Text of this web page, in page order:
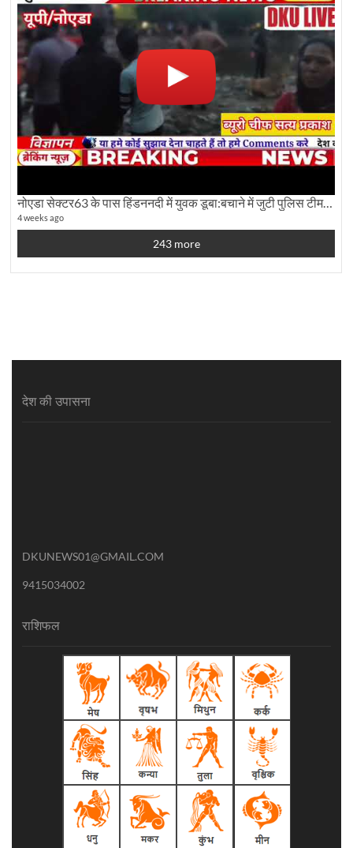
नोएडा सेक्टर63 के पास हिंडननदी में युवक डूबा:बचाने में जुटी पुलिस टीम: देखिए पूरी ग्राउंड रिपोर्टिंग
4 weeks ago
243 more
देश की उपासना
DKUNEWS01@GMAIL.COM
9415034002
राशिफल